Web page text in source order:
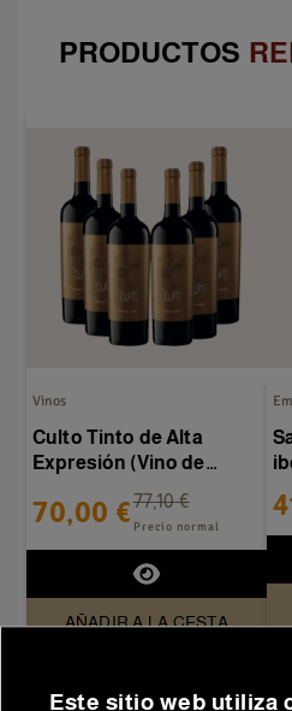
PRODUCTOS
Vinos
Culto Tinto de Alta
Expresión (Vino de
de...
70,00 €77,10 €
Precio normal
AÑADIR A LA CESTA
Este sitio web utiliza